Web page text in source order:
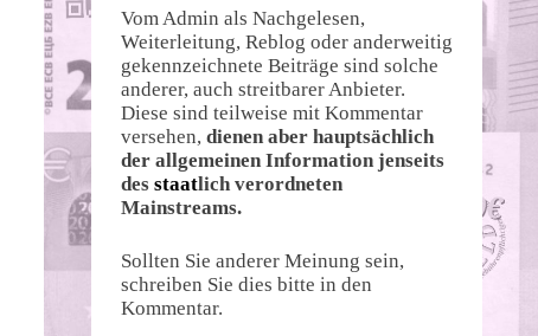
Vom Admin als Nachgelesen,
Weiterleitung, Reblog oder anderweitig
gekennzeichnete Beiträge sind solche
anderer, auch streitbarer Anbieter.
Diese sind teilweise mit Kommentar
versehen, dienen aber hauptsächlich
der allgemeinen Information jenseits
des staatlich verordneten
Mainstreams.
Sollten Sie anderer Meinung sein,
schreiben Sie dies bitte in den
Kommentar.